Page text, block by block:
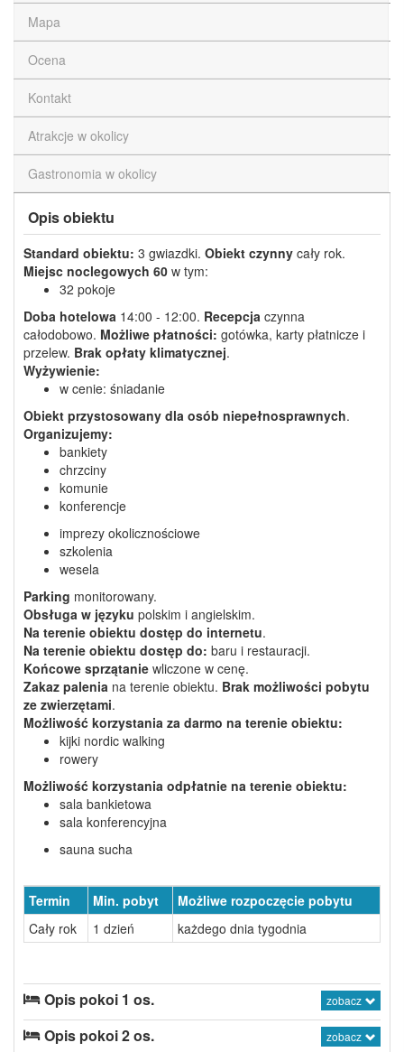
Mapa
Ocena
Kontakt
Atrakcje w okolicy
Gastronomia w okolicy
Opis obiektu
Standard obiektu: 3 gwiazdki. Obiekt czynny cały rok.
Miejsc noclegowych 60 w tym:
32 pokoje
Doba hotelowa 14:00 - 12:00. Recepcja czynna
całodobowo. Możliwe płatności: gotówka, karty płatnicze i
przelew. Brak opłaty klimatycznej.
Wyżywienie:
w cenie: śniadanie
Obiekt przystosowany dla osób niepełnosprawnych.
Organizujemy:
bankiety
chrzciny
komunie
konferencje
imprezy okolicznościowe
szkolenia
wesela
Parking monitorowany.
Obsługa w języku polskim i angielskim.
Na terenie obiektu dostęp do internetu.
Na terenie obiektu dostęp do: baru i restauracji.
Końcowe sprzątanie wliczone w cenę.
Zakaz palenia na terenie obiektu. Brak możliwości pobytu
ze zwierzętami.
Możliwość korzystania za darmo na terenie obiektu:
kijki nordic walking
rowery
Możliwość korzystania odpłatnie na terenie obiektu:
sala bankietowa
sala konferencyjna
sauna sucha
Termin Min. pobyt
Możliwe rozpoczęcie pobytu
Cały rok
1 dzień każdego dnia tygodnia
Opis pokoi 1 os. zobacz
Opis pokoi 2 os. zobacz